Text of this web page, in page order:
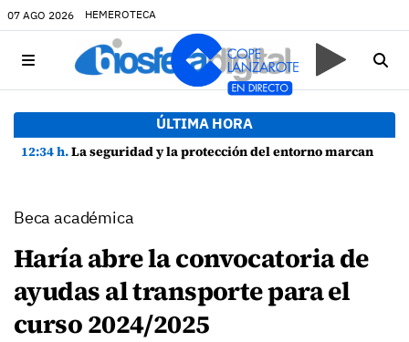
07 AGO 2026 HEMEROTECA
ÚLTIMA HORA
12:34 h.La seguridad y la protección del entorno marcan la planificación de las Fiestas de La Caleta de Famara
Beca académica
Haría abre la convocatoria de
ayudas al transporte para el
curso 2024/2025